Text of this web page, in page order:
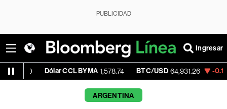
PUBLICIDAD
Ingresar
Dólar CCL BYMA 1,578.74 BTC/USD 64,931.26 -0.16% ETH/
ARGENTINA